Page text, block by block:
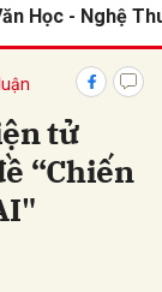
Học - Nghệ
tử
“Chiến